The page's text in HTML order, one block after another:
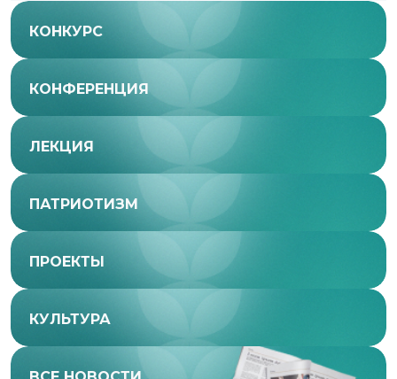
КОНКУРС
КОНФЕРЕНЦИЯ
ЛЕКЦИЯ
ПАТРИОТИЗМ
ПРОЕКТЫ
КУЛЬТУРА